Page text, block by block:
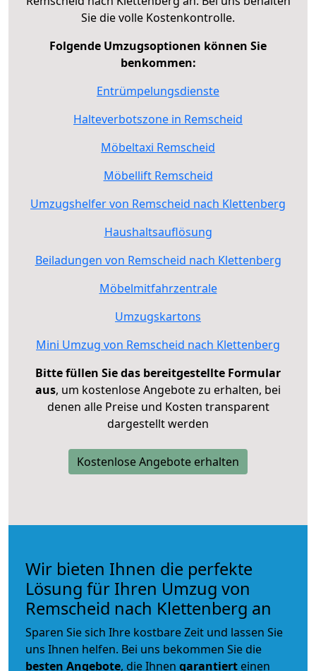
Sie die volle Kostenkontrolle.
Folgende Umzugsoptionen können Sie
benkommen:
Entrümpelungsdienste
Halteverbotszone in Remscheid
Möbeltaxi Remscheid
Möbellift Remscheid
Umzugshelfer von Remscheid nach Klettenberg
Haushaltsauflösung
Beiladungen von Remscheid nach Klettenberg
Möbelmitfahrzentrale
Umzugskartons
Mini Umzug von Remscheid nach Klettenberg
Bitte füllen Sie das bereitgestellte Formular
aus, um kostenlose Angebote zu erhalten, bei
denen alle Preise und Kosten transparent
dargestellt werden
Kostenlose Angebote erhalten
Wir bieten Ihnen die perfekte
Lösung für Ihren Umzug von
Remscheid nach Klettenberg an
Sparen Sie sich Ihre kostbare Zeit und lassen Sie
uns Ihnen helfen. Bei uns bekommen Sie die
besten Angebote, die Ihnen garantiert einen